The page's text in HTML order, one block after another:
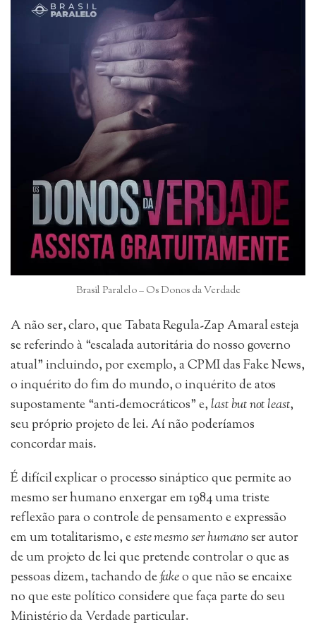
Brasil Paralelo – Os Donos da Verdade
A não ser, claro, que Tabata Regula-Zap Amaral esteja
se referindo à “escalada autoritária do nosso governo
atual” incluindo, por exemplo, a CPMI das Fake News,
o inquérito do fim do mundo, o inquérito de atos
supostamente “anti-democráticos” e,last but not least,
seu próprio projeto de lei. Aí não poderíamos
concordar mais.
É difícil explicar o processo sináptico que permite ao
mesmo ser humano enxergar em 1984 uma triste
reflexão para o controle de pensamento e expressão
em um totalitarismo, eeste mesmo ser humanoser autor
de um projeto de lei que pretende controlar o que as
pessoas dizem, tachando defakeo que não se encaixe
no que este político considere que faça parte do seu
Ministério da Verdade particular.